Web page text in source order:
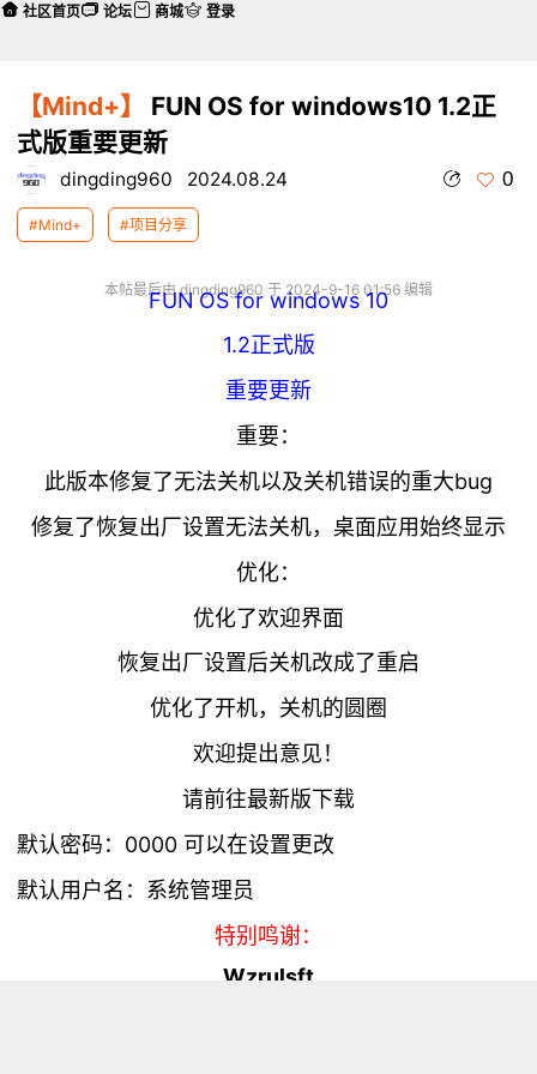
【Mind+】
FUN OS for windows10 1.2正
式版重要更新
dingding960 2024.08.24 0
#Mind+ #项目分享
本帖最后由 dingding960 于 2024-9-16 01:56 编辑
FUN OS for windows 10
1.2正式版
重要更新
重要：
此版本修复了无法关机以及关机错误的重大bug
修复了恢复出厂设置无法关机，桌面应用始终显示
优化：
优化了欢迎界面
恢复出厂设置后关机改成了重启
优化了开机，关机的圆圈
欢迎提出意见！
请前往最新版下载
默认密码：0000 可以在设置更改
默认用户名：系统管理员
特别鸣谢：
Wzrulsft
社区首页 论坛 商城 登录